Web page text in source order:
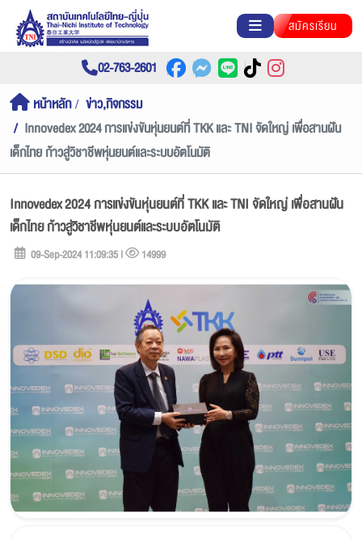
สมัครเรียน
02-763-2601
หน้าหลัก
ข่าว,กิจกรรม
Innovedex 2024 การแข่งขันหุ่นยนต์ที่ TKK และ TNI จัดใหญ่ เพื่อสานฝัน
เด็กไทย ก้าวสู่วิชาชีพหุ่นยนต์และระบบอัตโนมัติ
Innovedex 2024 การแข่งขันหุ่นยนต์ที่ TKK และ TNI จัดใหญ่ เพื่อสานฝัน
เด็กไทย ก้าวสู่วิชาชีพหุ่นยนต์และระบบอัตโนมัติ
09-Sep-2024 11:09:35 | 14999